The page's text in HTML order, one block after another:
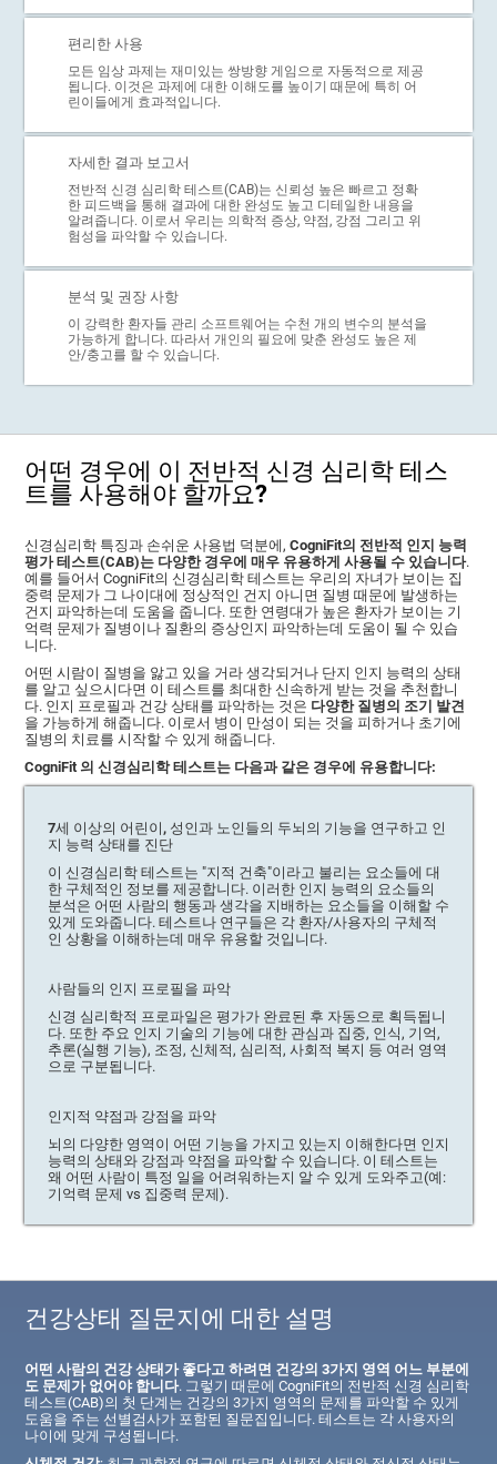
편리한 사용
모든 임상 과제는 재미있는 쌍방향 게임으로 자동적으로 제공
됩니다. 이것은 과제에 대한 이해도를 높이기 때문에 특히 어
린이들에게 효과적입니다.
자세한 결과 보고서
전반적 신경 심리학 테스트(CAB)는 신뢰성 높은 빠르고 정확
한 피드백을 통해 결과에 대한 완성도 높고 디테일한 내용을
알려줍니다. 이로서 우리는 의학적 증상, 약점, 강점 그리고 위
험성을 파악할 수 있습니다.
분석 및 권장 사항
이 강력한 환자들 관리 소프트웨어는 수천 개의 변수의 분석을
가능하게 합니다. 따라서 개인의 필요에 맞춘 완성도 높은 제
안/충고를 할 수 있습니다.
어떤 경우에 이 전반적 신경 심리학 테스
트를 사용해야 할까요?
신경심리학 특징과 손쉬운 사용법 덕분에,CogniFit의 전반적 인지 능력
평가 테스트(CAB)는 다양한 경우에 매우 유용하게 사용될 수 있습니다.
예를 들어서 CogniFit의 신경심리학 테스트는 우리의 자녀가 보이는 집
중력 문제가 그 나이대에 정상적인 건지 아니면 질병 때문에 발생하는
건지 파악하는데 도움을 줍니다. 또한 연령대가 높은 환자가 보이는 기
억력 문제가 질병이나 질환의 증상인지 파악하는데 도움이 될 수 있습
니다.
어떤 시람이 질병을 앓고 있을 거라 생각되거나 단지 인지 능력의 상태
를 알고 싶으시다면 이 테스트를 최대한 신속하게 받는 것을 추천합니
다. 인지 프로필과 건강 상태를 파악하는 것은 다양한 질병의 조기 발견
을 가능하게 해줍니다. 이로서 병이 만성이 되는 것을 피하거나 초기에
질병의 치료를 시작할 수 있게 해줍니다.
CogniFit 의 신경심리학 테스트는 다음과 같은 경우에 유용합니다:
7세 이상의 어린이, 성인과 노인들의 두뇌의 기능을 연구하고 인
지 능력 상태를 진단
이 신경심리학 테스트는 "지적 건축"이라고 불리는 요소들에 대
한 구체적인 정보를 제공합니다. 이러한 인지 능력의 요소들의
분석은 어떤 사람의 행동과 생각을 지배하는 요소들을 이해할 수
있게 도와줍니다. 테스트나 연구들은 각 환자/사용자의 구체적
인 상황을 이해하는데 매우 유용할 것입니다.
사람들의 인지 프로필을 파악
신경 심리학적 프로파일은 평가가 완료된 후 자동으로 획득됩니
다. 또한 주요 인지 기술의 기능에 대한 관심과 집중, 인식, 기억,
추론(실행 기능), 조정, 신체적, 심리적, 사회적 복지 등 여러 영역
으로 구분됩니다.
인지적 약점과 강점을 파악
뇌의 다양한 영역이 어떤 기능을 가지고 있는지 이해한다면 인지
능력의 상태와 강점과 약점을 파악할 수 있습니다. 이 테스트는
왜 어떤 사람이 특정 일을 어려워하는지 알 수 있게 도와주고(예:
기억력 문제 vs 집중력 문제).
건강상태 질문지에 대한 설명
어떤 사람의 건강 상태가 좋다고 하려면 건강의 3가지 영역 어느 부분에
도 문제가 없어야 합니다. 그렇기 때문에 CogniFit의 전반적 신경 심리학
테스트(CAB)의 첫 단계는 건강의 3가지 영역의 문제를 파악할 수 있게
도움을 주는 선별검사가 포함된 질문집입니다. 테스트는 각 사용자의
나이에 맞게 구성됩니다.